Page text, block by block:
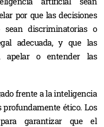
por que las decisiones
discriminatorias o
adecuada, y que las
apelar o entender las
frente a la inteligencia
ético. Los
garantizar que el